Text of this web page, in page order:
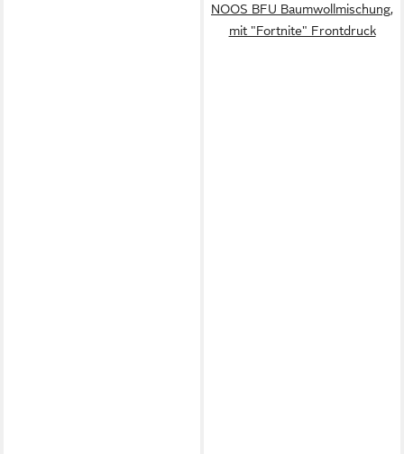
NOOS BFU Baumwollmischung,
mit "Fortnite" Frontdruck